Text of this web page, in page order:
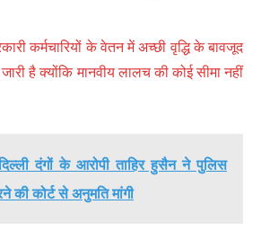
कर्मचारियों के वेतन में अच्छी वृद्धि के बावजूद
है क्योंकि मानवीय लालच की कोई सीमा नहीं
दंगों के आरोपी ताहिर हुसैन ने पुलिस
की कोर्ट से अनुमति मांगी